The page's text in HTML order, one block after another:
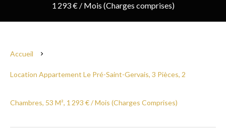
1 293 € / Mois (Charges comprises)
Accueil
Location Appartement Le Pré-Saint-Gervais, 3 Pièces, 2
Chambres, 53 M², 1 293 € / Mois (Charges Comprises)